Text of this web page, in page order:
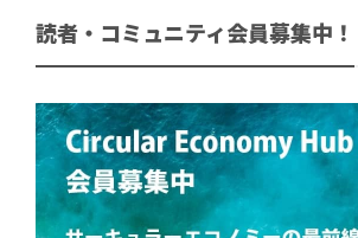
読者・コミュニティ会員募集中！